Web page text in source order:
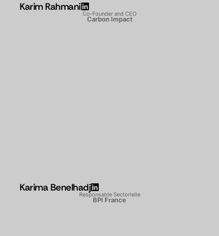
Karim Rahmani
Co-Founder and CEO
Carbon Impact
Karima Benelhadj
Responsable Sectorielle
BPI France